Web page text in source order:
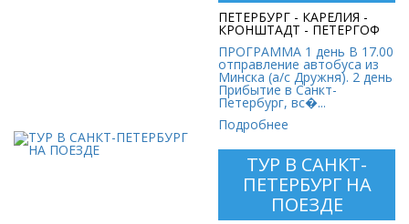
ПЕТЕРБУРГ - КАРЕЛИЯ -
КРОНШТАДТ - ПЕТЕРГОФ
ПРОГРАММА 1 день В 17.00
отправление автобуса из
Минска (а/с Дружня). 2 день
Прибытие в Санкт-
Петербург, вс�...
Подробнее
ТУР В САНКТ-
ПЕТЕРБУРГ НА
ПОЕЗДЕ